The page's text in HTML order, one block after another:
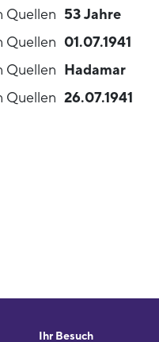
Quellen 53 Jahre
Quellen 01.07.1941
Quellen Hadamar
Quellen 26.07.1941
Ihr Besuch